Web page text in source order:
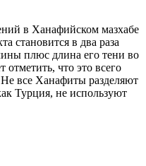
в Ханафийском мазхабе
становится в два раза
плюс длина его тени во
отметить, что это всего
все Ханафиты разделяют
Турция, не используют